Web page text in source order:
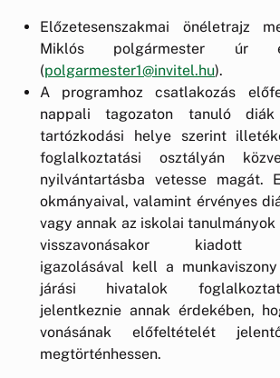
Előzetesenszakmai önéletrajz
Miklós polgármester úr
(polgarmester1@invitel.hu).
A programhoz csatlakozás
nappali tagozaton tanuló
tartózkodási helye szerint
foglalkoztatási osztályán
nyilvántartásba vetesse magát.
okmányaival, valamint érvényes
vagy annak az iskolai
visszavonásakor kiadott
igazolásával kell a
járási hivatalok
jelentkeznie annak érdekében,
vonásának előfeltételét
megtörténhessen.